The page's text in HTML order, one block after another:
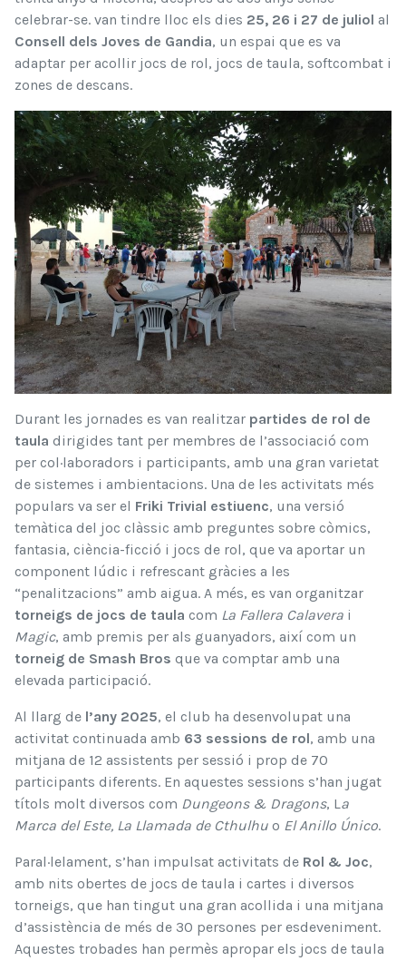
celebrar-se. van tindre lloc els dies 25, 26 i 27 de juliol al
Consell dels Joves de Gandia, un espai que es va
adaptar per acollir jocs de rol, jocs de taula, softcombat i
zones de descans.
Durant les jornades es van realitzar partides de rol de
taula dirigides tant per membres de l’associació com
per col·laboradors i participants, amb una gran varietat
de sistemes i ambientacions. Una de les activitats més
populars va ser el Friki Trivial estiuenc, una versió
temàtica del joc clàssic amb preguntes sobre còmics,
fantasia, ciència-ficció i jocs de rol, que va aportar un
component lúdic i refrescant gràcies a les
“penalitzacions” amb aigua. A més, es van organitzar
torneigs de jocs de taula com La Fallera Calavera i
Magic, amb premis per als guanyadors, així com un
torneig de Smash Bros que va comptar amb una
elevada participació.
Al llarg de l’any 2025, el club ha desenvolupat una
activitat continuada amb 63 sessions de rol, amb una
mitjana de 12 assistents per sessió i prop de 70
participants diferents. En aquestes sessions s’han jugat
títols molt diversos com Dungeons & Dragons, La
Marca del Este, La Llamada de Cthulhu o El Anillo Único.
Paral·lelament, s’han impulsat activitats de Rol & Joc,
amb nits obertes de jocs de taula i cartes i diversos
torneigs, que han tingut una gran acollida i una mitjana
d’assistència de més de 30 persones per esdeveniment.
Aquestes trobades han permès apropar els jocs de taula